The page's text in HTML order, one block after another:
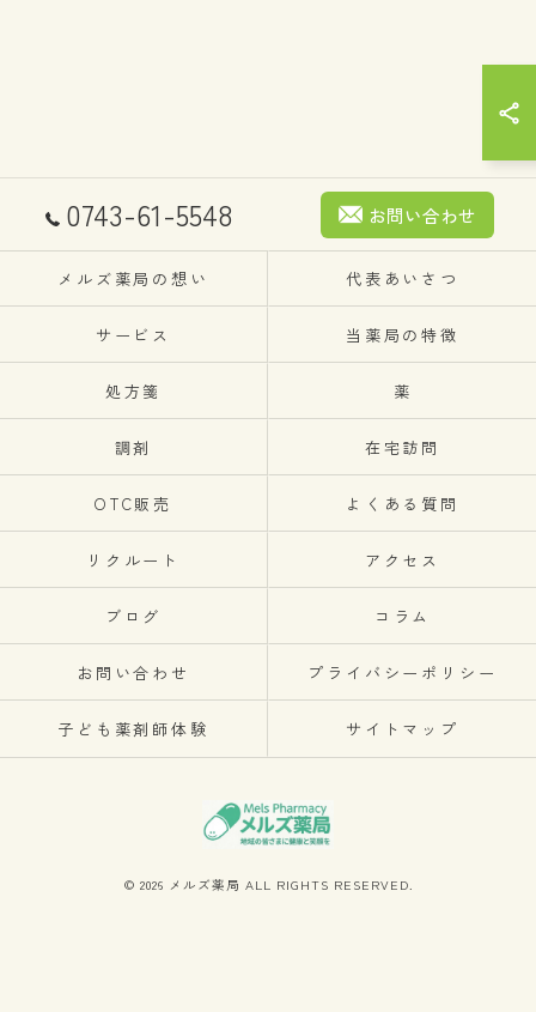
0743-61-5548 お問い合わせ
メルズ薬局の想い 代表あいさつ
サービス 当薬局の特徴
処方箋 薬
調剤 在宅訪問
OTC販売 よくある質問
リクルート アクセス
ブログ コラム
お問い合わせ プライバシーポリシー
子ども薬剤師体験 サイトマップ
© 2026 メルズ薬局 ALL RIGHTS RESERVED.